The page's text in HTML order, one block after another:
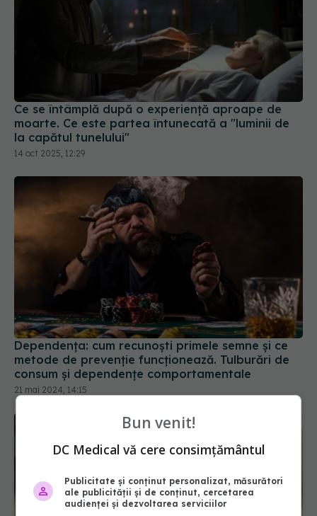
Ce se întâmplă după o experiență aproape de
moarte. Ce este partea întunecată a "luminii de
la capătul tunelului"
14 oct 2025, 12:29
Dependența: cum recunoști primele semne și ce
metode de prevenție funcționează. Tulburări de
consum și dependențe comportamentale
21 mai 2024, 14:15
Bun venit!
DC Medical vă cere consimțământul
Publicitate și conținut personalizat, măsurători
ale publicității și de conținut, cercetarea
audienței și dezvoltarea serviciilor